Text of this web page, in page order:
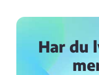
Har du